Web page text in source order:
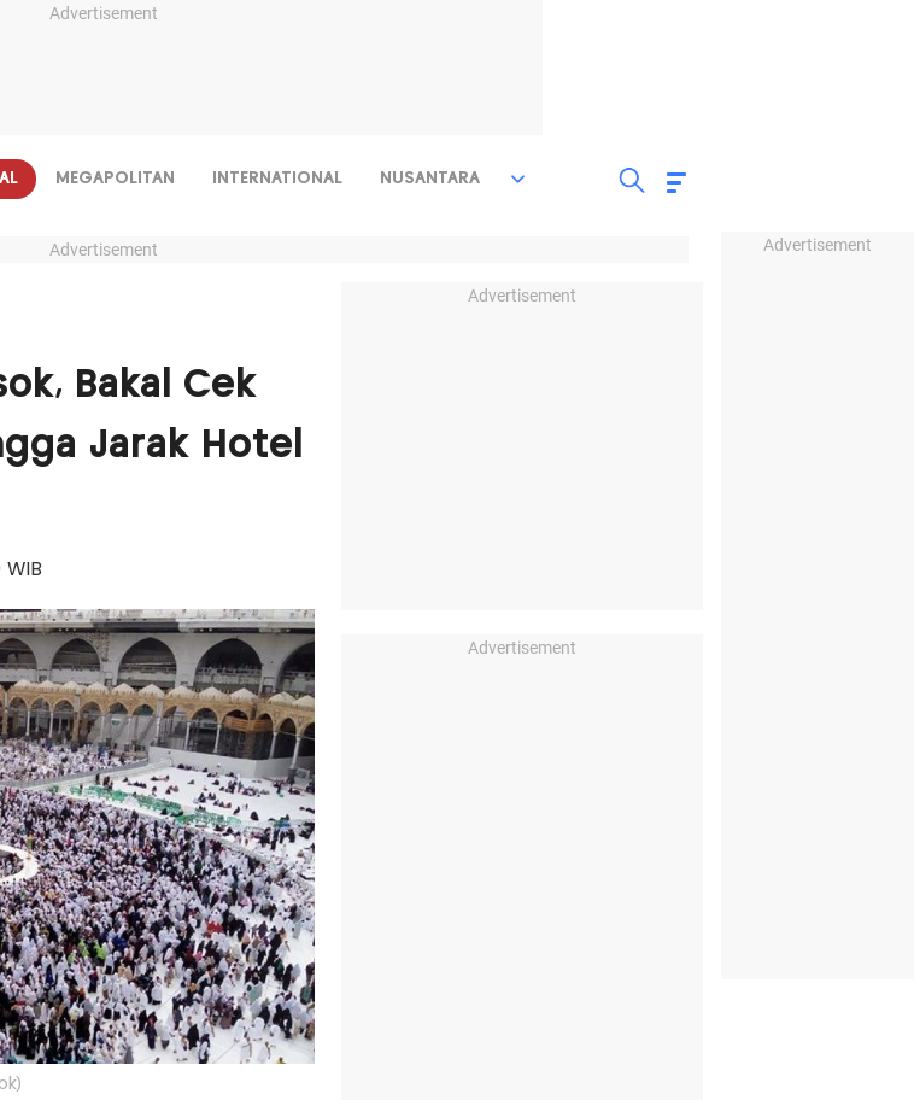
Advertisement
Advertisement
MEGAPOLITAN INTERNATIONAL NUSANTARA
Advertisement
Bakal Cek
Jarak Hotel
Advertisement
Advertisement